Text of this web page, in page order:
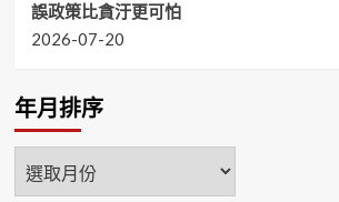
誤政策比貪汙更可怕
2026-07-20
年月排序
年
月